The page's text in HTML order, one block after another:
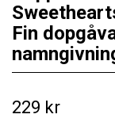
Fin
229 kr